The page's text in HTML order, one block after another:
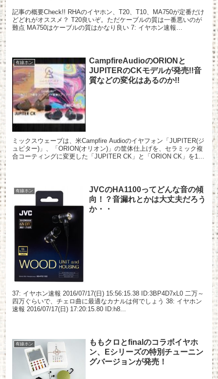
記事の概要Check!! RHAのイヤホン、T20、T10、MA750が定番だけ
どどれがオススメ？ T20良いぞ。ただケーブルの質は一番悪いのが
難点 MA750はケーブルの質はかなり良い 7: イヤホン速報
有線ホン
CampfireAudioのORIONと
JUPITERのCKモデルが発売!!音
質などの変化はあるのか!!
ミックスウェーブは、米Campfire Audioのイヤフォン「JUPITER(ジ
ュピター)」、「ORION(オリオン)」の筐体仕上げを、セラミック複
合コーティングに変更した「JUPITER CK」と「ORION CK」を12
有線ホン
JVCのHA1100ってどんな音の傾
向！？音漏れとかは大丈夫だろう
か・・
37: イヤホン速報 2016/07/17(日) 15:56:15.38 ID:3BP4D7xL0 二万～
四万ぐらいで、チェロ曲に最適なカナルは何でしょう 38: イヤホン
速報 2016/07/17(日) 17:20:15.80 ID:h8...
有線ホン
ももクロとfinalのコラボイヤホ
ン、Eシリーズの特別チューニン
グバージョンが発売！